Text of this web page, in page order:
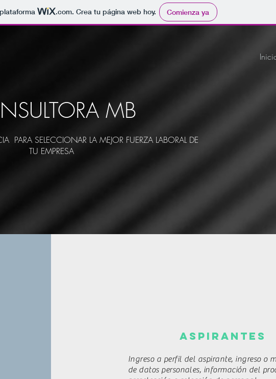
.com. Crea tu página web hoy. Comienza ya
MB
PARA SELECCIONAR LA MEJOR FUERZA LABORAL DE
TU EMPRESA
ASPIRANTES
Ingreso a perfil del aspirante, ingreso o
de datos personales, información del